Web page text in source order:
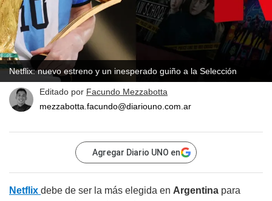
Netflix: nuevo estreno y un inesperado guiño a la Selección
Editado por Facundo Mezzabotta
mezzabotta.facundo@diariouno.com.ar
Agregar Diario UNO en
Netflix debe de ser la más elegida en Argentina para